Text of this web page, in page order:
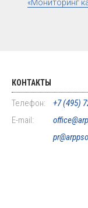
«Мониторинг
КОНТАКТЫ
Телефон:
+7 (495)
E-mail: